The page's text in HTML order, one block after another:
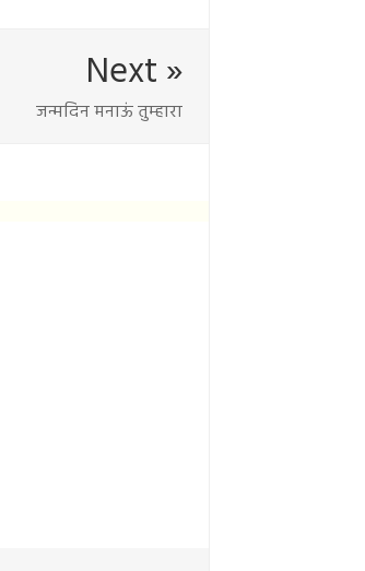
Next »
जन्मदिन मनाऊं तुम्हारा